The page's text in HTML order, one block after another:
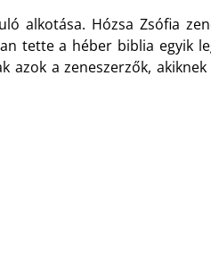
alkotása. Hózsa Zsófia
tette a héber biblia egyik
a zeneszerzők,